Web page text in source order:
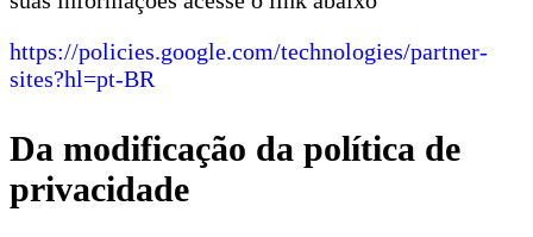
https://policies.google.com/technologies/partner-
sites?hl=pt-BR
Da modificação da política de
privacidade